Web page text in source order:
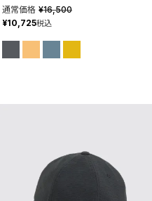
通常価格 ¥16,500
¥10,725税込